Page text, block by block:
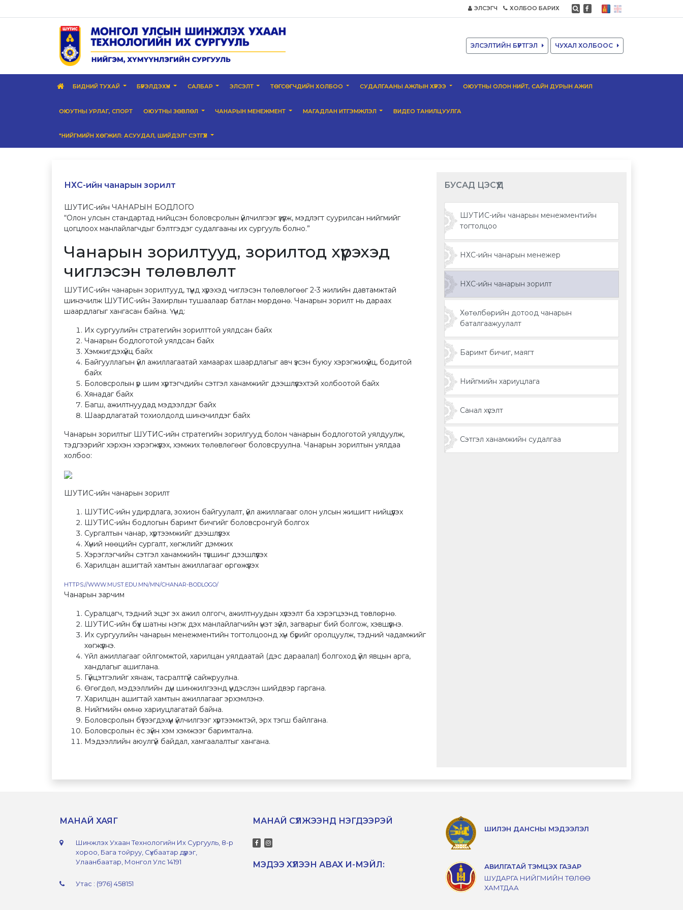
ЭЛСЭГЧ ХОЛБОО БАРИХ
ЭЛСЭЛТИЙН БҮРТГЭЛ ЧУХАЛ ХОЛБООС
БИДНИЙ ТУХАЙ БҮРЭЛДЭХҮҮН САЛБАР ЭЛСЭЛТ ТӨГСӨГЧДИЙН ХОЛБОО СУДАЛГААНЫ АЖЛЫН ХҮРЭЭ ОЮУТНЫ ОЛОН НИЙТ, САЙН ДУРЫН АЖИЛ
ОЮУТНЫ УРЛАГ, СПОРТ ОЮУТНЫ ЗӨВЛӨЛ ЧАНАРЫН МЕНЕЖМЕНТ МАГАДЛАН ИТГЭМЖЛЭЛ ВИДЕО ТАНИЛЦУУЛГА
"НИЙГМИЙН ХӨГЖИЛ: АСУУДАЛ, ШИЙДЭЛ" СЭТГҮҮЛ
НХС-ийн чанарын зорилт
ШУТИС-ийн ЧАНАРЫН БОДЛОГО
“Олон улсын стандартад нийцсэн боловсролын үйлчилгээг үзүүлж, мэдлэгт суурилсан нийгмийг
цогцлоох манлайлагчдыг бэлтгэдэг судалгааны их сургууль болно.”
Чанарын зорилтууд, зорилтод хүрэхэд
чиглэсэн төлөвлөлт
ШУТИС-ийн чанарын зорилтууд, түүнд хүрэхэд чиглэсэн төлөвлөгөөг 2-3 жилийн давтамжтай
шинэчилж ШУТИС-ийн Захирлын тушаалаар батлан мөрдөнө. Чанарын зорилт нь дараах
шаардлагыг хангасан байна. Үүнд:
Их сургуулийн стратегийн зорилттой уялдсан байх
Чанарын бодлоготой уялдсан байх
Хэмжигдэхүйц байх
Байгууллагын үйл ажиллагаатай хамаарах шаардлагыг авч үзсэн буюу хэрэгжихүйц, бодитой
байх
Боловсролын үр шим хүртэгчдийн сэтгэл ханамжийг дээшлүүлэхтэй холбоотой байх
Хянадаг байх
Багш, ажилтнуудад мэдээлдэг байх
Шаардлагатай тохиолдолд шинэчилдэг байх
Чанарын зорилтыг ШУТИС-ийн стратегийн зорилгууд болон чанарын бодлоготой уялдуулж,
тэдгээрийг хэрхэн хэрэгжүүлэх, хэмжих төлөвлөгөөг боловсруулна. Чанарын зорилтын уялдаа
холбоо:
ШУТИС-ийн чанарын зорилт
ШУТИС-ийн удирдлага, зохион байгуулалт, үйл ажиллагааг олон улсын жишигт нийцүүлэх
ШУТИС-ийн бодлогын баримт бичгийг боловсронгуй болгох
Сургалтын чанар, хүртээмжийг дээшлүүлэх
Хүний нөөцийн сургалт, хөгжлийг дэмжих
Хэрэглэгчийн сэтгэл ханамжийн түвшинг дээшлүүлэх
Харилцан ашигтай хамтын ажиллагааг өргөжүүлэх
HTTPS://WWW.MUST.EDU.MN/MN/CHANAR-BODLOGO/
Чанарын зарчим
Суралцагч, тэдний эцэг эх ажил олгогч, ажилтнуудын хүлээлт ба хэрэгцээнд төвлөрнө.
ШУТИС-ийн бүх шатны нэгж дэх манлайлагчийн үнэт зүйл, загварыг бий болгож, хэвшүүлнэ.
Их сургуулийн чанарын менежментийн тогтолцоонд хүн бүрийг оролцуулж, тэдний чадамжийг
хөгжүүлнэ.
Үйл ажиллагааг ойлгомжтой, харилцан уялдаатай (дэс дараалал) болгоход үйл явцын арга,
хандлагыг ашиглана.
Гүйцэтгэлийг хянаж, тасралтгүй сайжруулна.
Өгөгдөл, мэдээллийн дүн шинжилгээнд үндэслэн шийдвэр гаргана.
Харилцан ашигтай хамтын ажиллагааг эрхэмлэнэ.
Нийгмийн өмнө хариуцлагатай байна.
Боловсролын бүтээгдэхүүн үйлчилгээг хүртээмжтэй, эрх тэгш байлгана.
Боловсролын ёс зүйн хэм хэмжээг баримтална.
Мэдээллийн аюулгүй байдал, хамгаалалтыг хангана.
БУСАД ЦЭСҮҮД
ШУТИС-ийн чанарын менежментийн
тогтолцоо
НХС-ийн чанарын менежер
НХС-ийн чанарын зорилт
Хөтөлбөрийн дотоод чанарын
баталгаажуулалт
Баримт бичиг, маягт
Нийгмийн хариуцлага
Санал хүсэлт
Сэтгэл ханамжийн судалгаа
МАНАЙ ХАЯГ
Шинжлэх Ухаан Технологийн Их Сургууль, 8-р
хороо, Бага тойруу, Сүхбаатар дүүрэг,
Улаанбаатар, Монгол Улс 14191
Утас : (976) 458151
МАНАЙ СҮЛЖЭЭНД НЭГДЭЭРЭЙ
МЭДЭЭ ХҮЛЭЭН АВАХ И-МЭЙЛ:
ШИЛЭН ДАНСНЫ МЭДЭЭЛЭЛ
АВИЛГАТАЙ ТЭМЦЭХ ГАЗАР
ШУДАРГА НИЙГМИЙН ТӨЛӨӨ
ХАМТДАА